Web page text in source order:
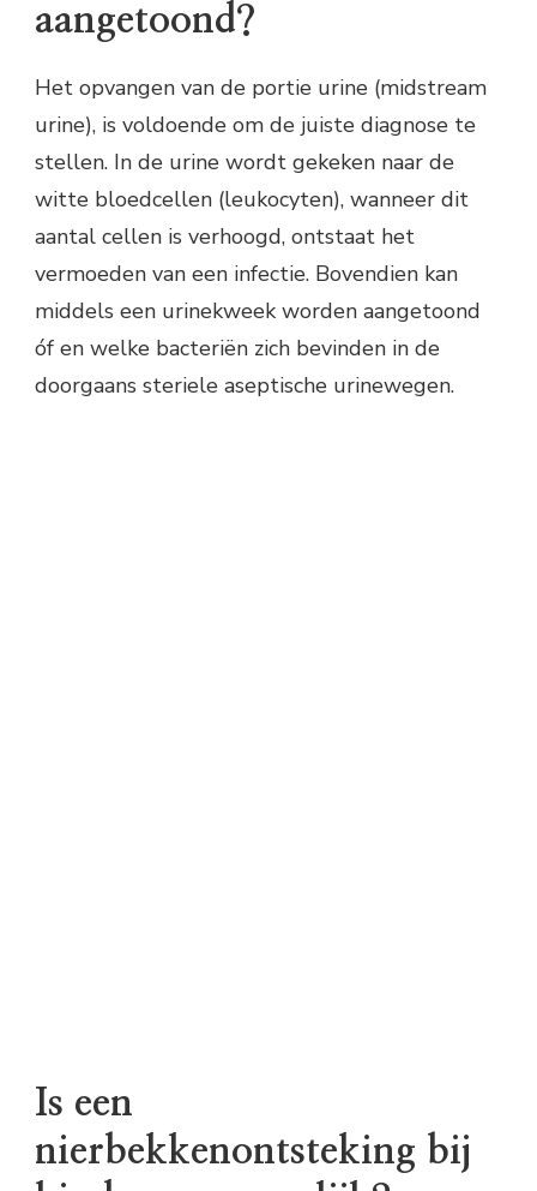
aangetoond?
Het opvangen van de portie urine (midstream
urine), is voldoende om de juiste diagnose te
stellen. In de urine wordt gekeken naar de
witte bloedcellen (leukocyten), wanneer dit
aantal cellen is verhoogd, ontstaat het
vermoeden van een infectie. Bovendien kan
middels een urinekweek worden aangetoond
óf en welke bacteriën zich bevinden in de
doorgaans steriele aseptische urinewegen.
Is een
nierbekkenontsteking bij